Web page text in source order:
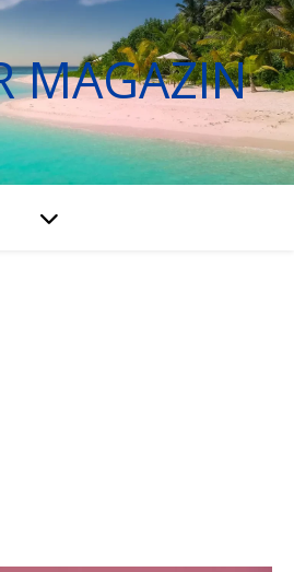
MAGAZIN